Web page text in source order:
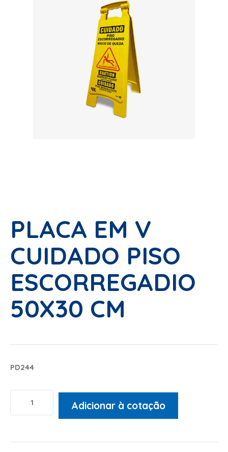
PLACA EM V
CUIDADO PISO
ESCORREGADIO
50X30 CM
PD244
Adicionar à cotação